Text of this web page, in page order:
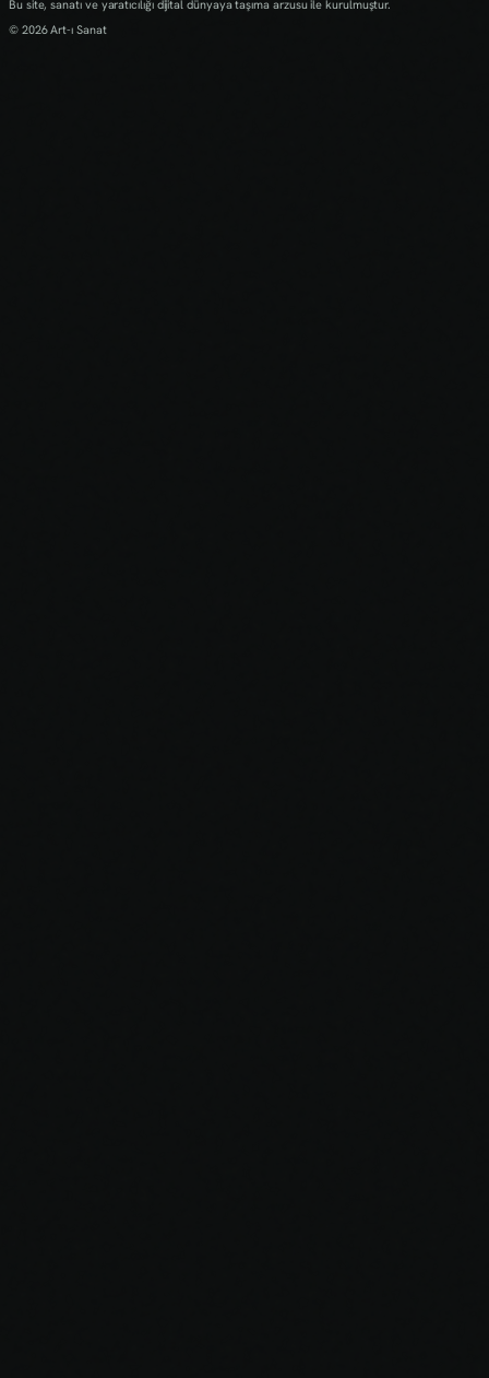
Bu site, sanatı ve yaratıcılığı dijital dünyaya taşıma arzusu ile kurulmuştur.
© 2026 Art-ı Sanat